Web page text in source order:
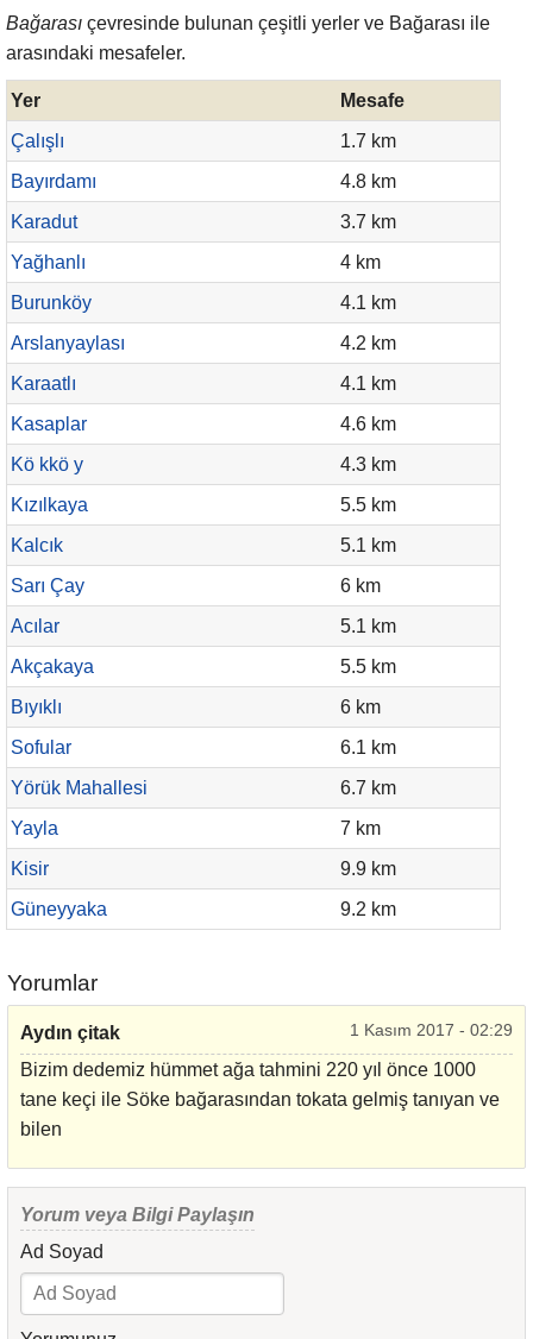
Bağarası çevresinde bulunan çeşitli yerler ve Bağarası ile
arasındaki mesafeler.
Yer
Mesafe
Çalışlı
1.7 km
Bayırdamı
4.8 km
Karadut
3.7 km
Yağhanlı
4 km
Burunköy
4.1 km
Arslanyaylası
4.2 km
Karaatlı
4.1 km
Kasaplar
4.6 km
Kö kkö y
4.3 km
Kızılkaya
5.5 km
Kalcık
5.1 km
Sarı Çay
6 km
Acılar
5.1 km
Akçakaya
5.5 km
Bıyıklı
6 km
Sofular
6.1 km
Yörük Mahallesi
6.7 km
Yayla
7 km
Kisir
9.9 km
Güneyyaka
9.2 km
Yorumlar
Aydın çitak 1 Kasım 2017 - 02:29
Bizim dedemiz hümmet ağa tahmini 220 yıl önce 1000
tane keçi ile Söke bağarasından tokata gelmiş tanıyan ve
bilen
Yorum veya Bilgi Paylaşın
Ad Soyad